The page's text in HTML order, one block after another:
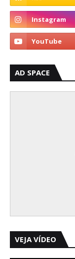
AD SPACE
VEJA VÍDEO